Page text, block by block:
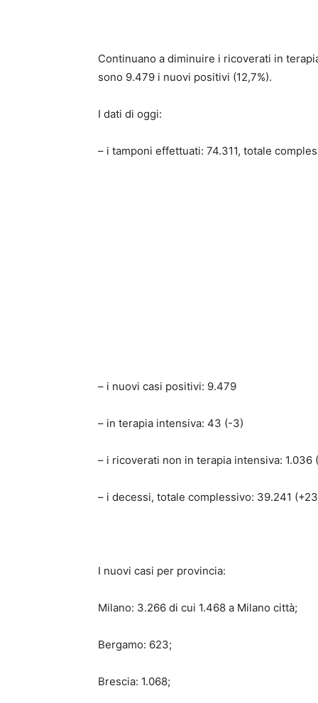
Continuano a diminuire i ricoverati in
sono 9.479 i nuovi positivi (12,7%).
I dati di oggi:
– i tamponi effettuati: 74.311, totale
– i nuovi casi positivi: 9.479
– in terapia intensiva: 43 (-3)
– i ricoverati non in terapia intensiva: 1.036
– i decessi, totale complessivo: 39.241
I nuovi casi per provincia:
Milano: 3.266 di cui 1.468 a Milano città;
Bergamo: 623;
Brescia: 1.068;